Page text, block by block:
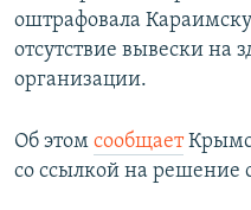
оштрафовала
отсутствие вывески на
организации.
Об этом сообщает
со ссылкой на решение